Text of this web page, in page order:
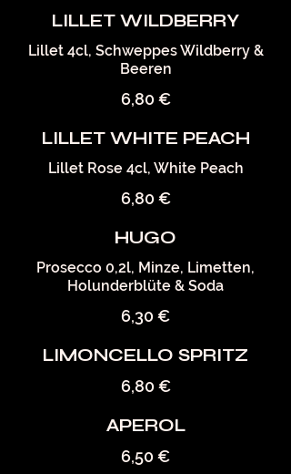
LILLET WILDBERRY
Lillet 4cl, Schweppes Wildberry &
Beeren
6,80 €
LILLET WHITE PEACH
Lillet Rose 4cl, White Peach
6,80 €
HUGO
Prosecco 0,2l, Minze, Limetten,
Holunderblüte & Soda
6,30 €
LIMONCELLO SPRITZ
6,80 €
APEROL
6,50 €